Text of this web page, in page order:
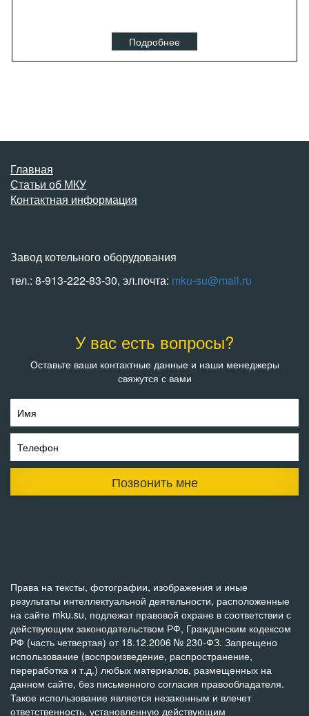
Подробнее
Главная
Статьи об МКУ
Контактная информация
Завод котельного оборудования
тел.: 8-913-222-83-30, эл.почта: mku-su@mail.ru
У вас есть вопросы?
Оставьте ваши контактные данные и наши менеджеры
свяжутся с вами
Имя
Телефон
Позвонить мне
Права на тексты, фотографии, изображения и иные
результаты интеллектуальной деятельности, расположенные
на сайте mku.su, подлежат правовой охране в соответствии с
действующим законодательством РФ, Гражданским кодексом
РФ (часть четвертая) от 18.12.2006 № 230-ФЗ. Запрещено
использование (воспроизведение, распространение,
переработка и т.д.) любых материалов, размещенных на
данном сайте, без письменного согласия правообладателя.
Такое использование является незаконным и влечет
ответственность, установленную действующим